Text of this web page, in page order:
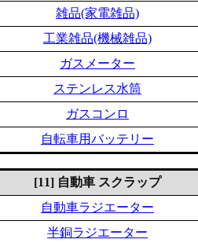
雑品(家電雑品)
工業雑品(機械雑品)
ガスメーター
ステンレス水筒
ガスコンロ
自転車用バッテリー
[11] 自動車 スクラップ
自動車ラジエーター
半銅ラジエーター